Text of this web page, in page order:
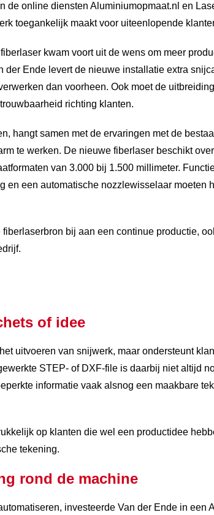
de online diensten Aluminiumopmaat.nl en
toegankelijk maakt voor uiteenlopende
kwam voort uit de wens om meer
der Ende levert de nieuwe installatie extra
dan voorheen. Ook moet de
richting klanten.
hangt samen met de ervaringen met de
te werken. De nieuwe fiberlaser beschikt
van 3.000 bij 1.500 millimeter.
en een automatische nozzlewisselaar moeten
bij aan een continue productie,
of idee
uitvoeren van snijwerk, maar ondersteunt
STEP- of DXF-file is daarbij niet altijd
informatie vaak alsnog een maakbare
op klanten die wel een productidee
tekening.
rond de machine
investeerde Van der Ende in een